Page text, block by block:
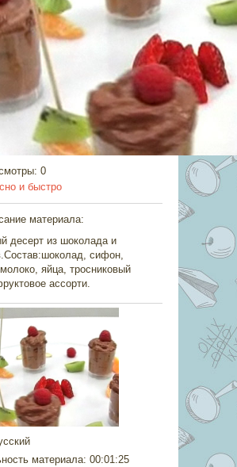
: 0
и быстро
материала:
десерт из шоколада и
сифон,
яйца, тросниковый
ассорти.
материала: 00:01:25